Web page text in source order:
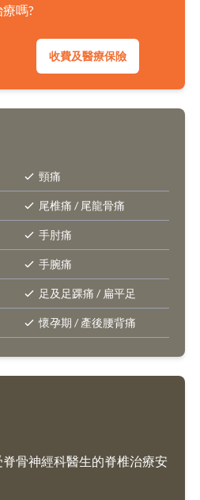
嗎?
收費及醫療保險
頸痛
尾椎痛 / 尾龍骨痛
手肘痛
手腕痛
足及足踝痛 / 扁平足
懷孕期 / 產後腰背痛
骨神經科醫生的脊椎治療安